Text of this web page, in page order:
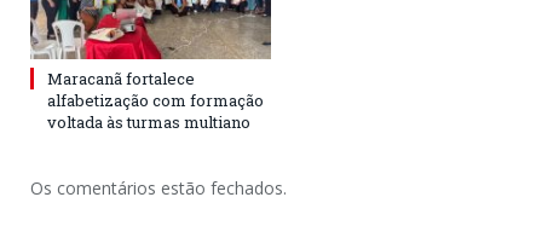
Maracanã fortalece
alfabetização com formação
voltada às turmas multiano
Os comentários estão fechados.